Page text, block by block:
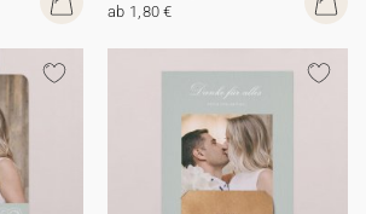
ab 1,80 €